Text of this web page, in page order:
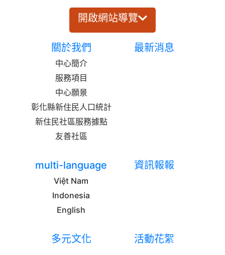
開啟網站導覽
關於我們
中心簡介
服務項目
中心願景
彰化縣新住民人口統計
新住民社區服務據點
友善社區
最新消息
multi-language
Việt Nam
Indonesia
English
資訊報報
多元文化 活動花絮